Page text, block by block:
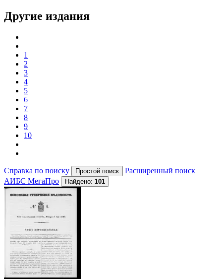
Другие издания
1
2
3
4
5
6
7
8
9
10
Справка по поиску
Расширенный поиск
АИБС МегаПро
Найдено: 101